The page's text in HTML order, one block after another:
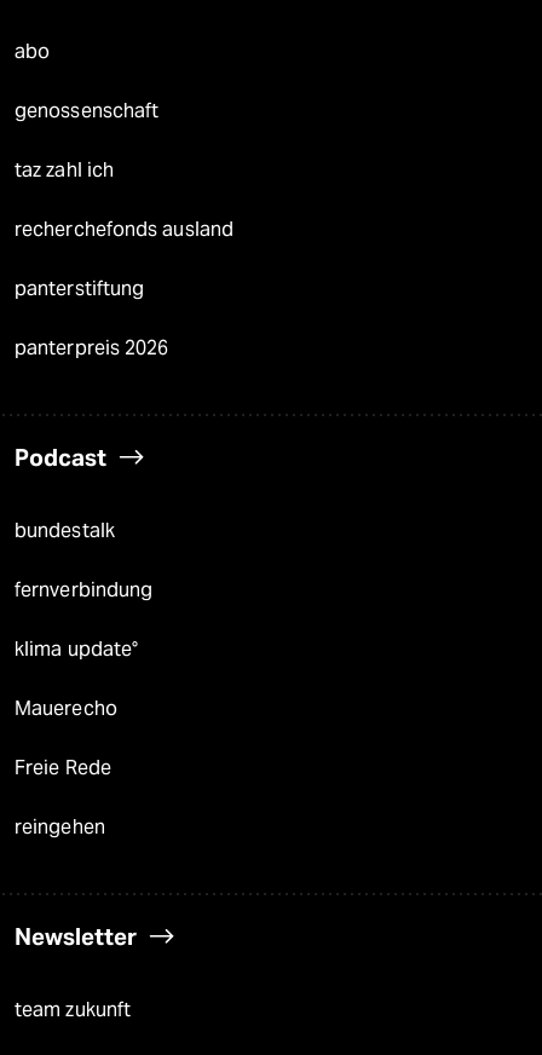
abo
genossenschaft
taz zahl ich
recherchefonds ausland
panterstiftung
panterpreis 2026
Podcast
bundestalk
fernverbindung
klima update°
Mauerecho
Freie Rede
reingehen
Newsletter
team zukunft